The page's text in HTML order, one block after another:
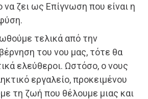
ζει ως Επίγνωση που είναι η
τελικά από την
του νου μας, τότε θα
ελεύθεροι. Ωστόσο, ο νους
εργαλείο, προκειμένου
τη ζωή που θέλουμε μιας και